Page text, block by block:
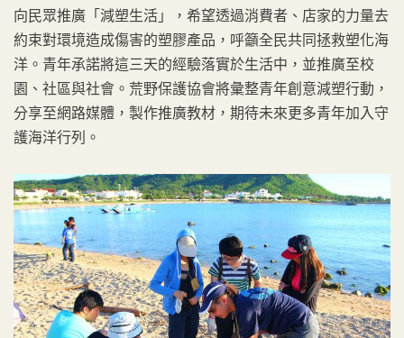
向民眾推廣「減塑生活」，希望透過消費者、店家的力量去
約束對環境造成傷害的塑膠產品，呼籲全民共同拯救塑化海
洋。青年承諾將這三天的經驗落實於生活中，並推廣至校
園、社區與社會。荒野保護協會將彙整青年創意減塑行動，
分享至網路媒體，製作推廣教材，期待未來更多青年加入守
護海洋行列。